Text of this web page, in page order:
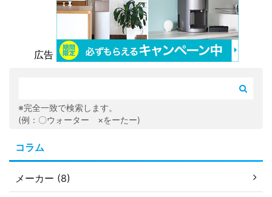
広告
※完全一致で検索します。
(例：〇ウォーター ×をーたー)
コラム
メーカー (8)